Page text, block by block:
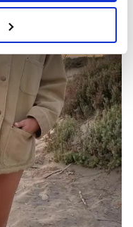
deneyimi sunmak
adına
ve bu noktada,
noktasında tek gelir
isteriz.
izin vermedikleri
için İnternet
ait çerezler
çeşitli kişisel